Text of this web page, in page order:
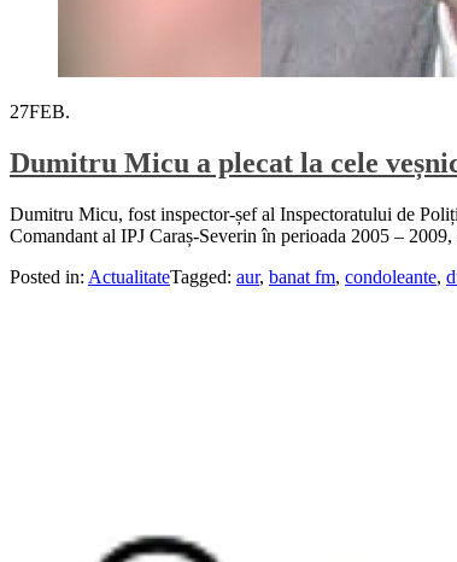
27FEB.
Dumitru Micu a plecat la cele
Dumitru Micu, fost inspector-șef al Inspectoratului de
Comandant al IPJ Caraș-Severin în perioada 2005 –
Posted in: ActualitateTagged: aur, banat fm, condoleante,